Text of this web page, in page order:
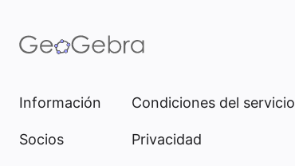
Información
Socios
Condiciones del servicio
Privacidad